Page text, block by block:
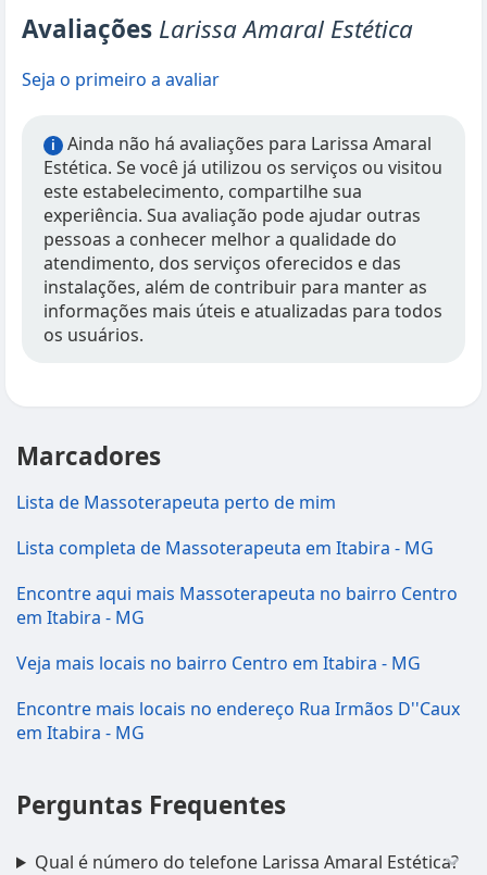
Avaliações Larissa Amaral Estética
Seja o primeiro a avaliar
i
Ainda não há avaliações para Larissa Amaral
Estética. Se você já utilizou os serviços ou visitou
este estabelecimento, compartilhe sua
experiência. Sua avaliação pode ajudar outras
pessoas a conhecer melhor a qualidade do
atendimento, dos serviços oferecidos e das
instalações, além de contribuir para manter as
informações mais úteis e atualizadas para todos
os usuários.
Marcadores
Lista de Massoterapeuta perto de mim
Lista completa de Massoterapeuta em Itabira - MG
Encontre aqui mais Massoterapeuta no bairro Centro
em Itabira - MG
Veja mais locais no bairro Centro em Itabira - MG
Encontre mais locais no endereço Rua Irmãos D''Caux
em Itabira - MG
Perguntas Frequentes
Qual é número do telefone Larissa Amaral Estética?